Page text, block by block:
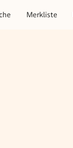
Merkliste